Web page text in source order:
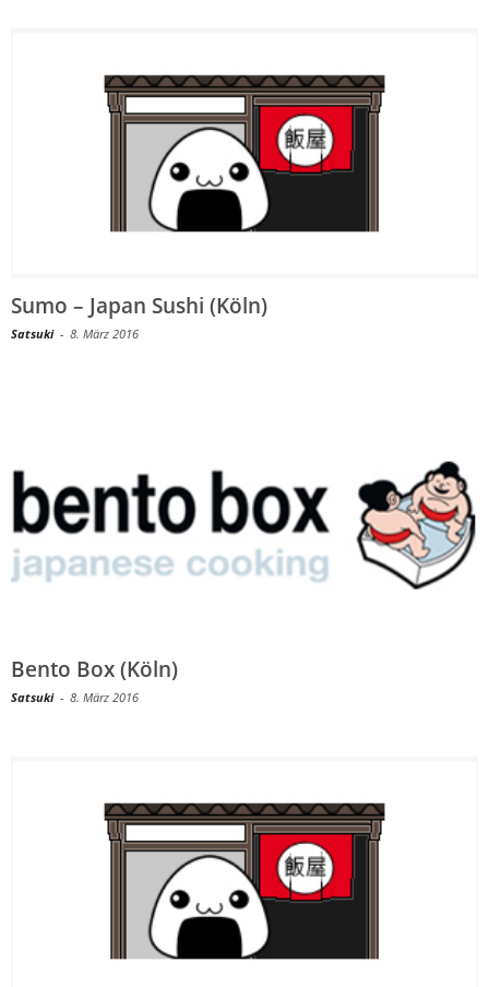
Sumo – Japan Sushi (Köln)
Satsuki - 8. März 2016
Bento Box (Köln)
Satsuki - 8. März 2016